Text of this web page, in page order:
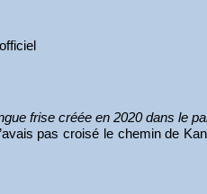
frise créée en 2020 dans le
pas croisé le chemin de